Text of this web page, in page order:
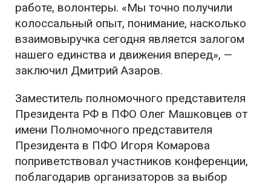
работе, волонтеры. «Мы точно получили
колоссальный опыт, понимание, насколько
взаимовыручка сегодня является залогом
нашего единства и движения вперед», —
заключил Дмитрий Азаров.
Заместитель полномочного представителя
Президента РФ в ПФО Олег Машковцев от
имени Полномочного представителя
Президента в ПФО Игоря Комарова
поприветствовал участников конференции,
поблагодарив организаторов за выбор